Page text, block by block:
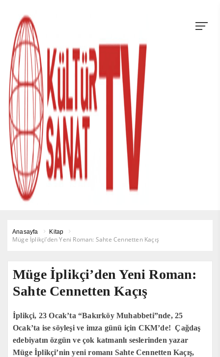
Anasayfa Kitap
Müge İplikçi’den Yeni Roman: Sahte Cennetten Kaçış
Müge İplikçi’den Yeni Roman:
Sahte Cennetten Kaçış
İplikçi, 23 Ocak’ta “Bakırköy Muhabbeti”nde, 25
Ocak’ta ise söyleşi ve imza günü için CKM’de! Çağdaş
edebiyatın özgün ve çok katmanlı seslerinden yazar
Müge İplikçi’nin yeni romanı Sahte Cennetten Kaçış,